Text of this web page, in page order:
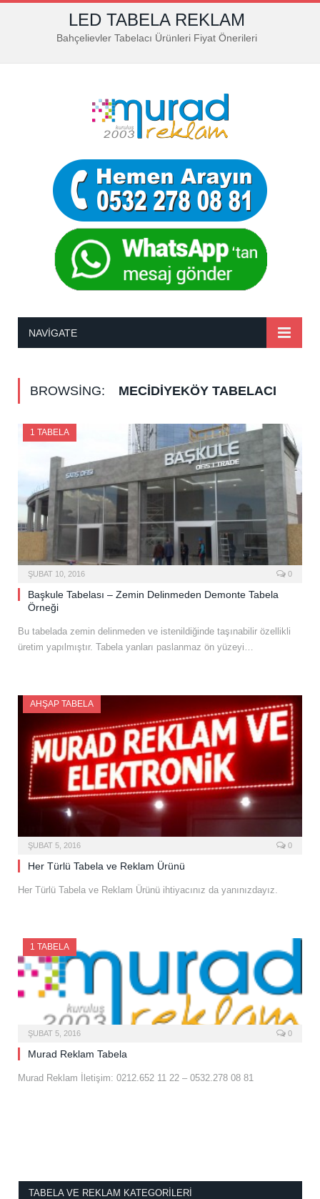
LED TABELA REKLAM
Bahçelievler Tabelacı Ürünleri Fiyat Önerileri
NAVIGATE
BROWSING: MECIDIYEKÖY TABELACI
1 TABELA
ŞUBAT 10, 2016 0
Başkule Tabelası – Zemin Delinmeden Demonte Tabela
Örneği
Bu tabelada zemin delinmeden ve istenildiğinde taşınabilir özellikli
üretim yapılmıştır. Tabela yanları paslanmaz ön yüzeyi…
AHŞAP TABELA
ŞUBAT 5, 2016 0
Her Türlü Tabela ve Reklam Ürünü
Her Türlü Tabela ve Reklam Ürünü ihtiyacınız da yanınızdayız.
1 TABELA
ŞUBAT 5, 2016 0
Murad Reklam Tabela
Murad Reklam İletişim: 0212.652 11 22 – 0532.278 08 81
TABELA VE REKLAM KATEGORILERI